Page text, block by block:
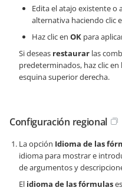
Edita el atajo existente o
alternativa haciendo clic
Haz clic en OK para
Si deseas restaurar las
predeterminados, haz clic
esquina superior derecha.
Configuración regional
La opción Idioma de las
idioma para mostrar e
de argumentos y
El idioma de las fórmulas